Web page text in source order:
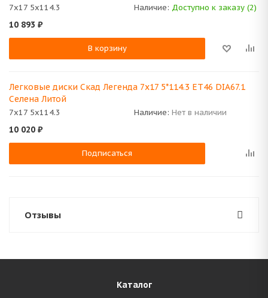
7x17 5x114.3 Наличие: Доступно к заказу (2)
10 893 ₽
В корзину
Легковые диски Скад Легенда 7x17 5*114.3 ET46 DIA67.1
Селена Литой
7x17 5x114.3 Наличие: Нет в наличии
10 020 ₽
Подписаться
Отзывы
Каталог